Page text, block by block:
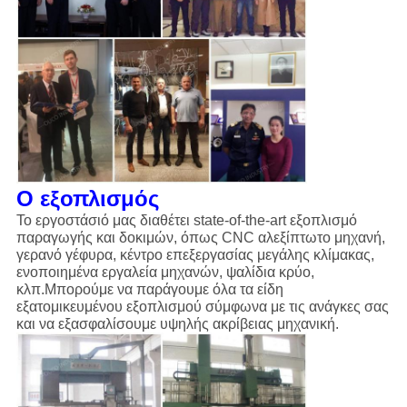
Ο εξοπλισμός
Το εργοστάσιό μας διαθέτει state-of-the-art εξοπλισμό
παραγωγής και δοκιμών, όπως CNC αλεξίπτωτο μηχανή,
γερανό γέφυρα, κέντρο επεξεργασίας μεγάλης κλίμακας,
ενοποιημένα εργαλεία μηχανών, ψαλίδια κρύο,
κλπ.Μπορούμε να παράγουμε όλα τα είδη
εξατομικευμένου εξοπλισμού σύμφωνα με τις ανάγκες σας
και να εξασφαλίσουμε υψηλής ακρίβειας μηχανική.